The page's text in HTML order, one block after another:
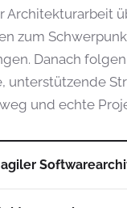
Architekturarbeit
zum
Danach folgen
unterstützende
und echte